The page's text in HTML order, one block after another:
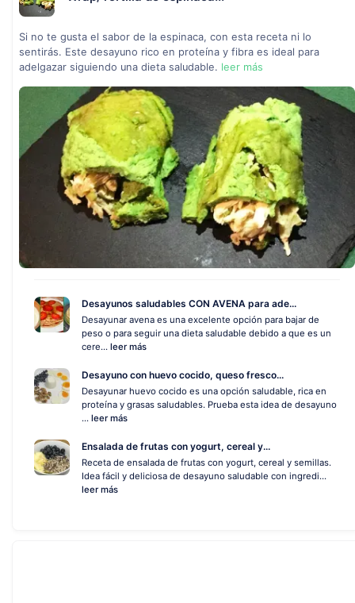
Si no te gusta el sabor de la espinaca, con esta receta ni lo
sentirás. Este desayuno rico en proteína y fibra es ideal para
adelgazar siguiendo una dieta saludable. leer más
Desayunos saludables CON AVENA para ade...
Desayunar avena es una excelente opción para bajar de
peso o para seguir una dieta saludable debido a que es un
cere... leer más
Desayuno con huevo cocido, queso fresco...
Desayunar huevo cocido es una opción saludable, rica en
proteína y grasas saludables. Prueba esta idea de desayuno
... leer más
Ensalada de frutas con yogurt, cereal y...
Receta de ensalada de frutas con yogurt, cereal y semillas.
Idea fácil y deliciosa de desayuno saludable con ingredi...
leer más